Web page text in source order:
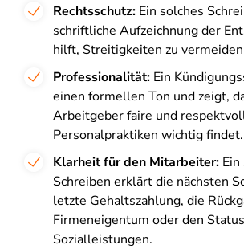
Rechtsschutz: Ein solches
schriftliche Aufzeichnung der
hilft, Streitigkeiten zu
Professionalität: Ein
einen formellen Ton und zeigt,
Arbeitgeber faire und
Personalpraktiken wichtig findet.
Klarheit für den Mitarbeiter:
Schreiben erklärt die nächsten
letzte Gehaltszahlung, die
Firmeneigentum oder den
Sozialleistungen.